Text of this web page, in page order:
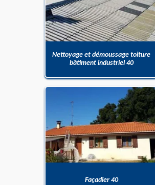
Nettoyage et démoussage toiture
bâtiment industriel 40
Façadier 40